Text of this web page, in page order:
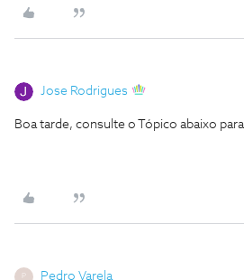
Jose Rodrigues
Boa tarde, consulte o Tópico abaixo para
Pedro Varela